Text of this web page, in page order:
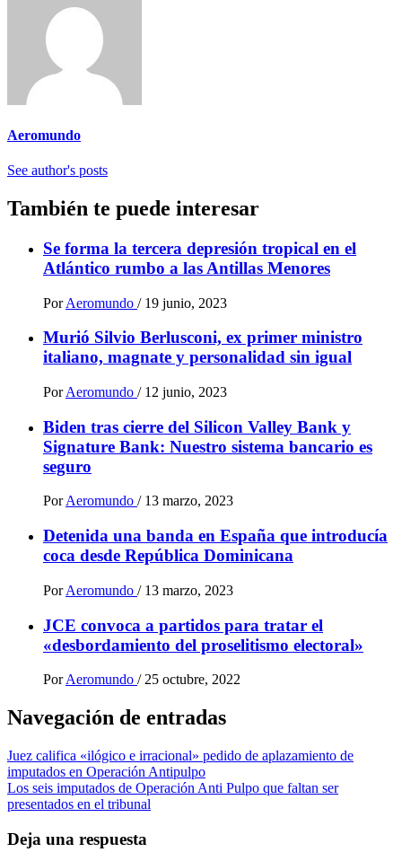
Aeromundo
See author's posts
También te puede interesar
Se forma la tercera depresión tropical en el
Atlántico rumbo a las Antillas Menores
Por Aeromundo / 19 junio, 2023
Murió Silvio Berlusconi, ex primer ministro
italiano, magnate y personalidad sin igual
Por Aeromundo / 12 junio, 2023
Biden tras cierre del Silicon Valley Bank y
Signature Bank: Nuestro sistema bancario es
seguro
PorAeromundo / 13 marzo, 2023
Detenida una banda en España que introducía
coca desde República Dominicana
Por Aeromundo / 13 marzo, 2023
JCE convoca a partidos para tratar el
«desbordamiento del proselitismo electoral»
Por Aeromundo / 25 octubre, 2022
Navegación de entradas
Juez califica «ilógico e irracional» pedido de aplazamiento de
imputados en Operación Antipulpo
Los seis imputados de Operación Anti Pulpo que faltan ser
presentados en el tribunal
Deja una respuesta